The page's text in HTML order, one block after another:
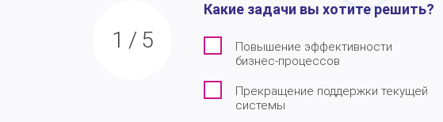
Какие задачи вы хотите решить?
Повышение эффективности
бизнес-процессов
Прекращение поддержки текущей
системы
1 / 5